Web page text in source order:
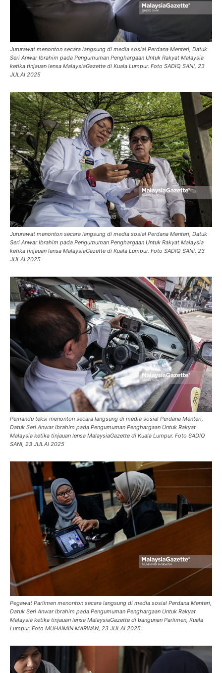
Jururawat menonton secara langsung di media sosial Perdana Menteri, Datuk
Seri Anwar Ibrahim pada Pengumuman Penghargaan Untuk Rakyat Malaysia
ketika tinjauan lensa MalaysiaGazette di Kuala Lumpur. Foto SADIQ SANI, 23
JULAI 2025
Jururawat menonton secara langsung di media sosial Perdana Menteri, Datuk
Seri Anwar Ibrahim pada Pengumuman Penghargaan Untuk Rakyat Malaysia
ketika tinjauan lensa MalaysiaGazette di Kuala Lumpur. Foto SADIQ SANI, 23
JULAI 2025
Pemandu teksi menonton secara langsung di media sosial Perdana Menteri,
Datuk Seri Anwar Ibrahim pada Pengumuman Penghargaan Untuk Rakyat
Malaysia ketika tinjauan lensa MalaysiaGazette di Kuala Lumpur. Foto SADIQ
SANI, 23 JULAI 2025
Pegawat Parlimen menonton secara langsung di media sosial Perdana Menteri,
Datuk Seri Anwar Ibrahim pada Pengumuman Penghargaan Untuk Rakyat
Malaysia ketika tinjauan lensa MalaysiaGazette di bangunan Parlimen, Kuala
Lumpur. Foto MUHAIMIN MARWAN, 23 JULAI 2025.